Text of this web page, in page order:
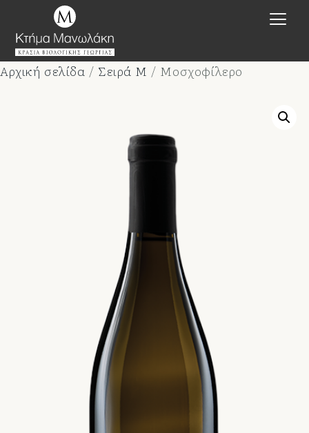
Αρχική σελίδα / Σειρά M / Μοσχοφίλερο